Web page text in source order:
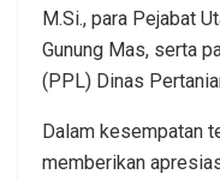
M.Si., para Pejabat
Gunung Mas, serta
(PPL) Dinas
Dalam kesempatan
memberikan